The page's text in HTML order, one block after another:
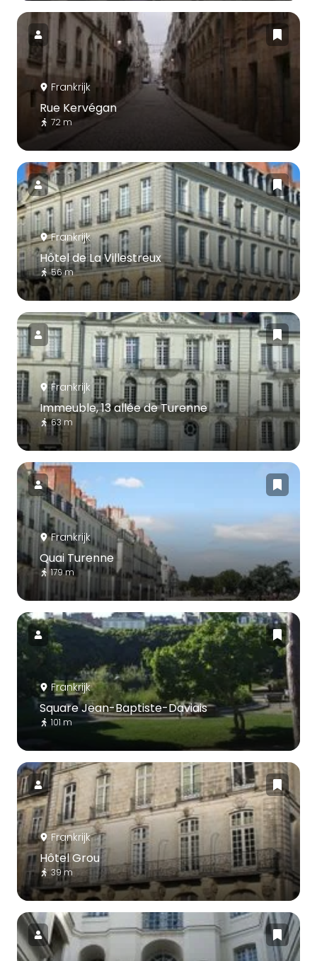
Frankrijk
Rue Kervégan
72 m
Frankrijk
Hôtel de La Villestreux
56 m
Frankrijk
Immeuble, 13 allée de Turenne
63 m
Frankrijk
Quai Turenne
179 m
Frankrijk
Square Jean-Baptiste-Daviais
101 m
Frankrijk
Hôtel Grou
39 m